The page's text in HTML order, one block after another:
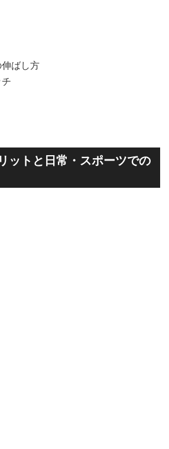
ばし方
ットと日常・スポーツでの